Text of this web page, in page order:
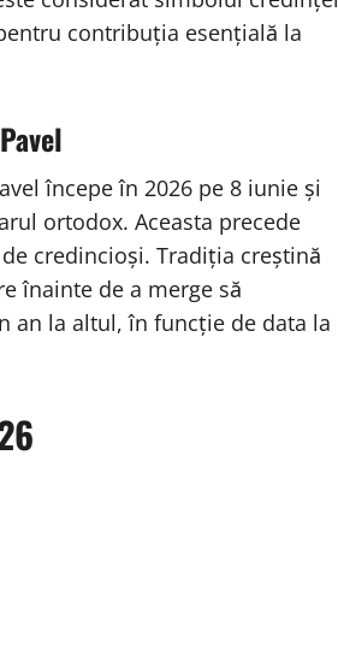
contribuția esențială la
începe în 2026 pe 8 iunie și
ortodox. Aceasta precede
credincioși. Tradiția creștină
înainte de a merge să
an la altul, în funcție de data la